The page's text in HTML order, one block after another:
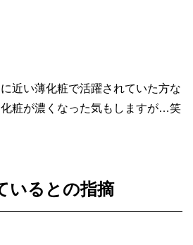
近い薄化粧で活躍されていた方な
粧が濃くなった気もしますが…笑
いるとの指摘